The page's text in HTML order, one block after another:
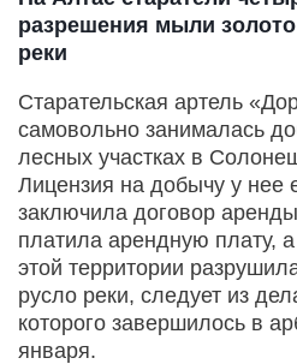
разрешения мыли
реки
Старательская артель
самовольно занималась
лесных участках в
Лицензия на добычу у нее
заключила договор
платила арендную плату,
этой территории
русло реки, следует из
которого завершилось в
января.